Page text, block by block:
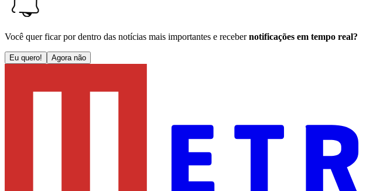
Você quer ficar por dentro das notícias mais importantes e receber notificações em tempo real?
Eu quero! Agora não